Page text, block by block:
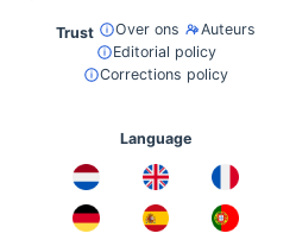
Trust Over ons
Auteurs
Editorial policy
Corrections policy
Language